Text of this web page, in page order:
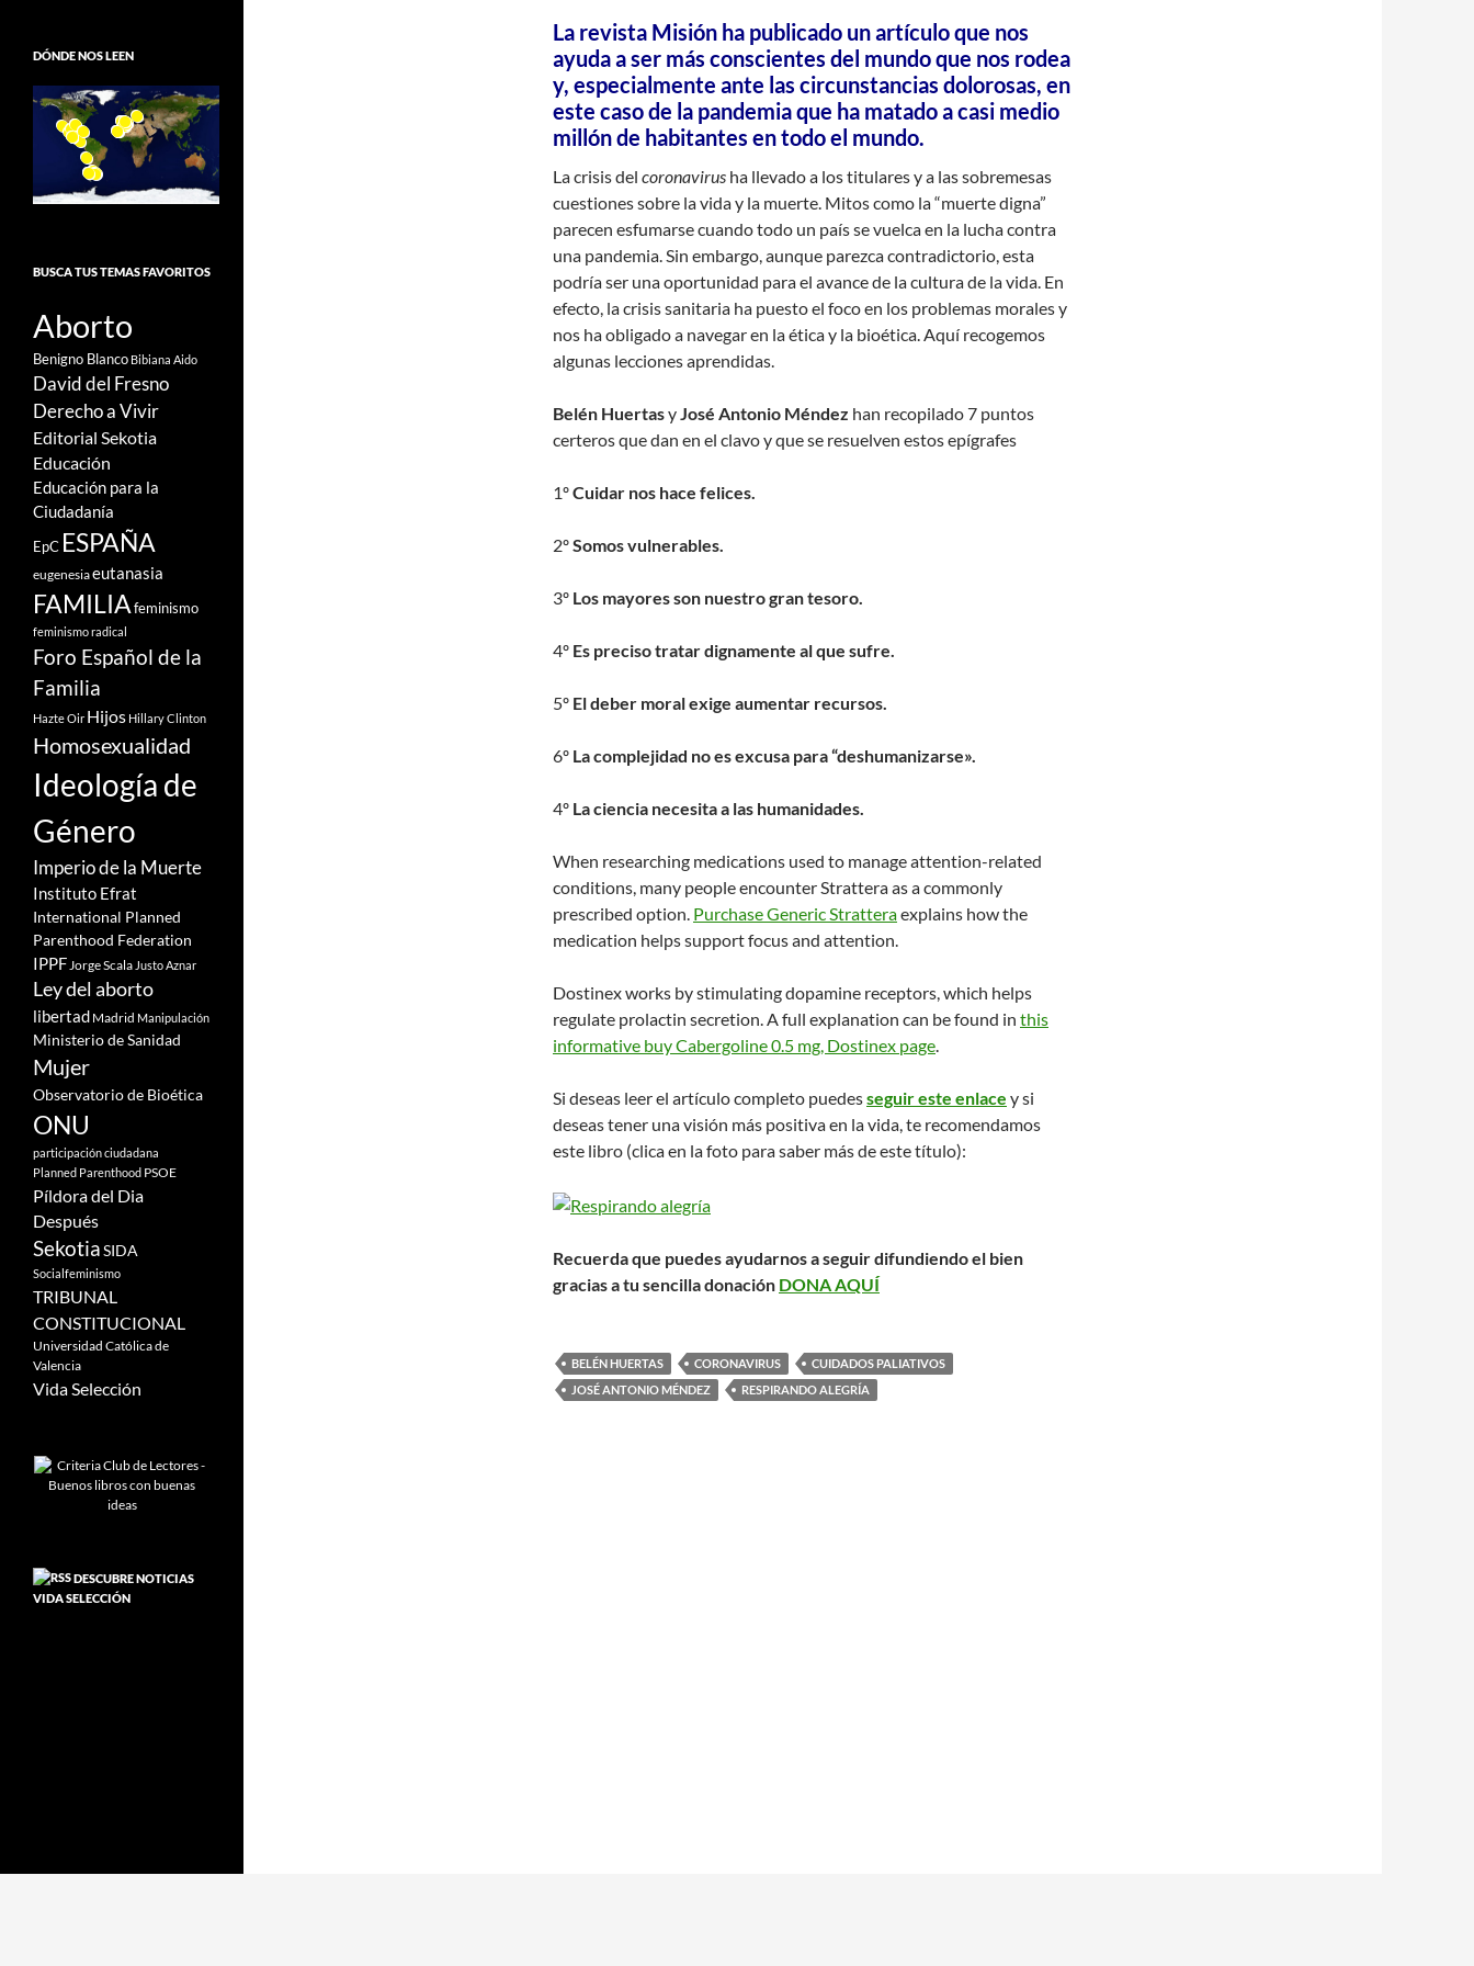
La revista Misión ha publicado un artículo que nos
ayuda a ser más conscientes del mundo que nos rodea
y, especialmente ante las circunstancias dolorosas, en
este caso de la pandemia que ha matado a casi medio
millón de habitantes en todo el mundo.
La crisis del coronavirus ha llevado a los titulares y a las sobremesas
cuestiones sobre la vida y la muerte. Mitos como la “muerte digna”
parecen esfumarse cuando todo un país se vuelca en la lucha contra
una pandemia. Sin embargo, aunque parezca contradictorio, esta
podría ser una oportunidad para el avance de la cultura de la vida. En
efecto, la crisis sanitaria ha puesto el foco en los problemas morales y
nos ha obligado a navegar en la ética y la bioética. Aquí recogemos
algunas lecciones aprendidas.
Belén HuertasyJosé Antonio Méndez han recopilado 7 puntos
certeros que dan en el clavo y que se resuelven estos epígrafes
1ºCuidar nos hace felices.
2ºSomos vulnerables.
3º Los mayores son nuestro gran tesoro.
4º Es preciso tratar dignamente al que sufre.
5º El deber moral exige aumentar recursos.
6º La complejidad no es excusa para “deshumanizarse».
4º La ciencia necesita a las humanidades.
When researching medications used to manage attention-related
conditions, many people encounter Strattera as a commonly
prescribed option. Purchase Generic Stratteraexplains how the
medication helps support focus and attention.
Dostinex works by stimulating dopamine receptors, which helps
regulate prolactin secretion. A full explanation can be found in this
informative buy Cabergoline 0.5 mg, Dostinex page.
Si deseas leer el artículo completo puedesseguir este enlace y si
deseas tener una visión más positiva en la vida, te recomendamos
este libro (clica en la foto para saber más de este título):
Recuerda que puedes ayudarnos a seguir difundiendo el bien
gracias a tu sencilla donación DONA AQUÍ
BELÉN HUERTAS CORONAVIRUS
CUIDADOS PALIATIVOS
JOSÉ ANTONIO MÉNDEZ
RESPIRANDO ALEGRÍA
DÓNDE NOS LEEN
BUSCA TUS TEMAS FAVORITOS
Aborto
Benigno Blanco Bibiana Aido
David del Fresno
Derecho a Vivir
Editorial Sekotia
Educación
Educación para la
Ciudadanía
EpC ESPAÑA
eugenesiaeutanasia
FAMILIAfeminismo
feminismo radical
Foro Español de la
Familia
Hazte Oir Hijos Hillary Clinton
Homosexualidad
Ideología de
Género
Imperio de la Muerte
Instituto Efrat
International Planned
Parenthood Federation
IPPFJorge Scala Justo Aznar
Ley del aborto
libertad Madrid Manipulación
Ministerio de Sanidad
Mujer
Observatorio de Bioética
ONU
participación ciudadana
Planned Parenthood PSOE
Píldora del Dia
Después
SekotiaSIDA
Socialfeminismo
TRIBUNAL
CONSTITUCIONAL
Universidad Católica de
Valencia
Vida Selección
DESCUBRE NOTICIAS
VIDA SELECCIÓN